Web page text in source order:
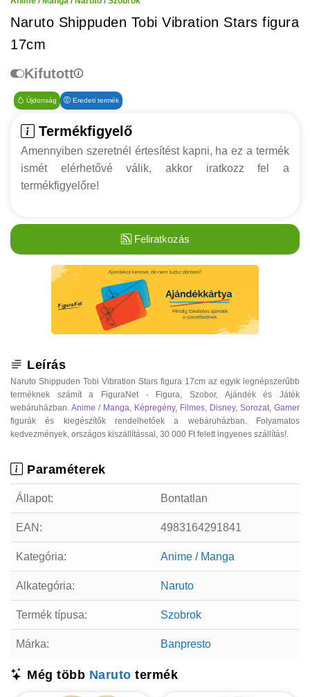
Naruto Shippuden Tobi Vibration Stars figura
17cm
Kifutott
Újdonság Eredeti termék
Termékfigyelő
Amennyiben szeretnél értesítést kapni, ha ez a termék
ismét elérhetővé válik, akkor iratkozz fel a
termékfigyelőre!
Feliratkozás
Leírás
Naruto Shippuden Tobi Vibration Stars figura 17cm az egyik legnépszerűbb
terméknek számít a FiguraNet - Figura, Szobor, Ajándék és Játék
webáruházban. Anime / Manga Képregény, Filmes Disney, Sorozat Gamer
figurák és kiegészítők rendelhetőek a webáruházban. Folyamatos
kedvezmények, országos kiszállítással, 30 000 Ft felett ingyenes szállítás!.
Paraméterek
Állapot: Bontatlan
EAN: 4983164291841
Kategória: Anime / Manga
Alkategória: Naruto
Termék típusa: Szobrok
Márka: Banpresto
Még több Naruto termék